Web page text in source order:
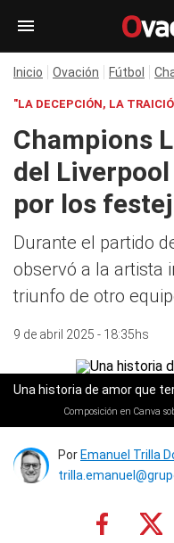
Inicio Ovación Fútbol
"LA DECEPCIÓN, LA
Champions
del
por los
Durante el partido
observó a la artista
triunfo de otro
9 de abril 2025 - 18:35hs
Una historia de amor que
Composición en Canva
Por Emanuel Trilla